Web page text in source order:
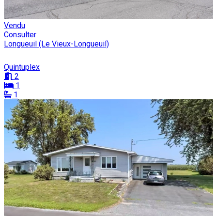
Vendu
Consulter
Longueuil (Le Vieux-Longueuil)
Quintuplex
2
1
1